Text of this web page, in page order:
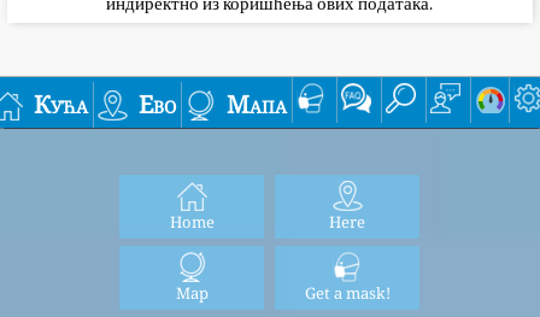
Кућа Ево Мапа
Home Here
Map Get a mask!